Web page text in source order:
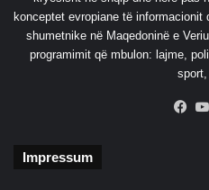
konceptet evropiane të
shumetnike në Maqedoninë e
programimit që mbulon: lajme,
Impressum